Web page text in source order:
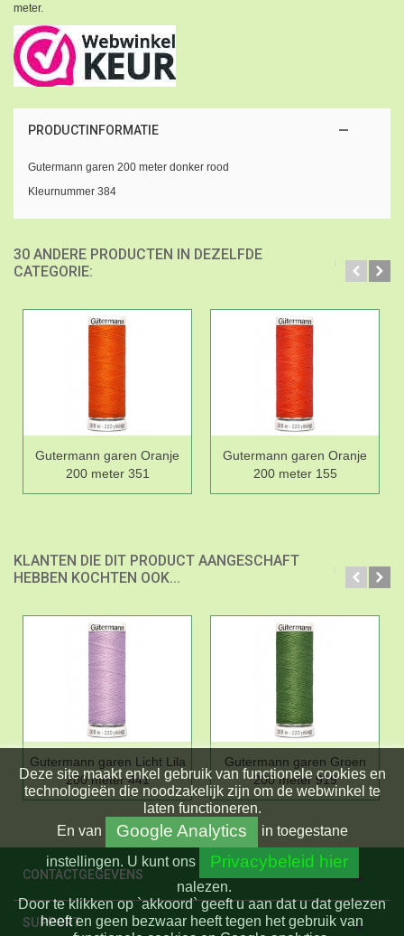
meter.
PRODUCTINFORMATIE
Gutermann garen 200 meter donker rood
Kleurnummer 384
30 ANDERE PRODUCTEN IN DEZELFDE
CATEGORIE:
Gutermann garen Oranje
200 meter 351
Gutermann garen Oranje
200 meter 155
KLANTEN DIE DIT PRODUCT AANGESCHAFT
HEBBEN KOCHTEN OOK...
Gutermann garen Licht Lila
200 meter 441
Gutermann garen Groen
200 meter 919
CONTACTGEGEVENS
SUPPORT
Deze site maakt enkel gebruik van functionele cookies en
technologieën die noodzakelijk zijn om de webwinkel te
laten functioneren.
En van Google Analytics
in toegestane
instellingen. U kunt ons Privacybeleid hier
nalezen.
Door te klikken op `akkoord` geeft u aan dat u dat gelezen
heeft en geen bezwaar heeft tegen het gebruik van